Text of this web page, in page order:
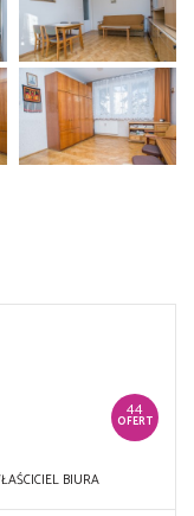
44
OFERT
BIURA